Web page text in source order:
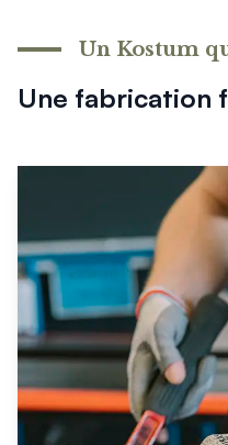
Produits > Clôtures >
Produits > Clôtures >
Produits > Garde-
Produits > Garde-
Produits > Garde-
Produits > Garde-
Produits > Garde-
Produits > Garde-
Produits > Pergolas >
Produits > Pergolas >
Produits > Carports >
Produits > Carports >
Produits > Porche
Produits > Cuisine
Produits > Habillages
Une fabrication
Un Kostum